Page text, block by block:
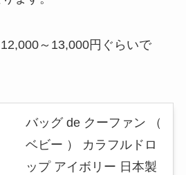
～13,000円ぐらいで
バッグ de クーファン （
ベビー ） カラフルドロ
ップ アイボリー 日本製